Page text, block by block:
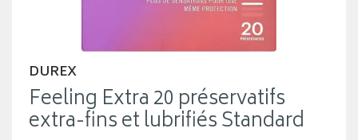
DUREX
Feeling Extra 20 préservatifs
extra-fins et lubrifiés Standard